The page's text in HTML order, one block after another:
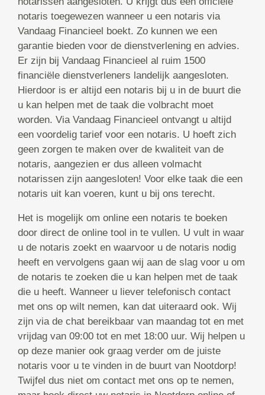
notaris toegewezen wanneer u een notaris via
Vandaag Financieel boekt. Zo kunnen we een
garantie bieden voor de dienstverlening en advies.
Er zijn bij Vandaag Financieel al ruim 1500
financiële dienstverleners landelijk aangesloten.
Hierdoor is er altijd een notaris bij u in de buurt die
u kan helpen met de taak die volbracht moet
worden. Via Vandaag Financieel ontvangt u altijd
een voordelig tarief voor een notaris. U hoeft zich
geen zorgen te maken over de kwaliteit van de
notaris, aangezien er dus alleen volmacht
notarissen zijn aangesloten! Voor elke taak die een
notaris uit kan voeren, kunt u bij ons terecht.
Het is mogelijk om online een notaris te boeken
door direct de online tool in te vullen. U vult in waar
u de notaris zoekt en waarvoor u de notaris nodig
heeft en vervolgens gaan wij aan de slag voor u om
de notaris te zoeken die u kan helpen met de taak
die u heeft. Wanneer u liever telefonisch contact
met ons op wilt nemen, kan dat uiteraard ook. Wij
zijn via de chat bereikbaar van maandag tot en met
vrijdag van 09:00 tot en met 18:00 uur. Wij helpen u
op deze manier ook graag verder om de juiste
notaris voor u te vinden in de buurt van Nootdorp!
Twijfel dus niet om contact met ons op te nemen,